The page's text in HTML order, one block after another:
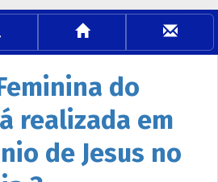
do
realizada em
de Jesus no